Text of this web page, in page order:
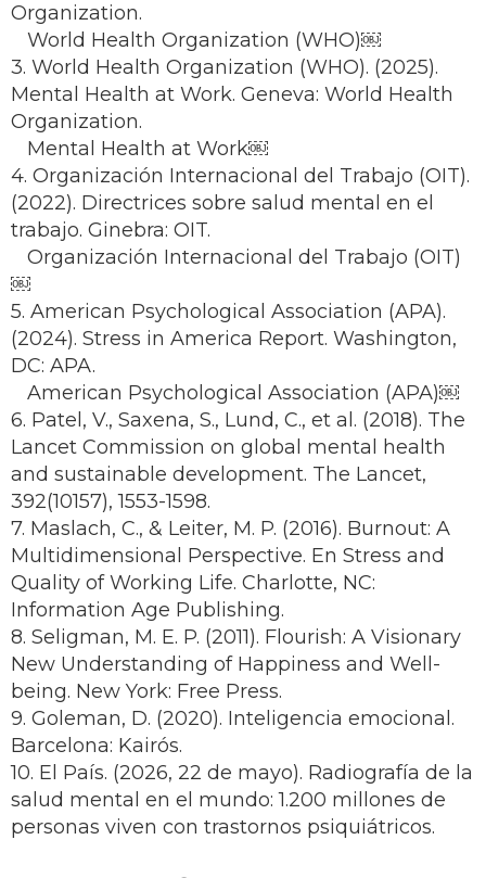
Organization.
World Health Organization (WHO)￼
3. World Health Organization (WHO). (2025).
Mental Health at Work. Geneva: World Health
Organization.
Mental Health at Work￼
4. Organización Internacional del Trabajo (OIT).
(2022). Directrices sobre salud mental en el
trabajo. Ginebra: OIT.
Organización Internacional del Trabajo (OIT)
￼
5. American Psychological Association (APA).
(2024). Stress in America Report. Washington,
DC: APA.
American Psychological Association (APA)￼
6. Patel, V., Saxena, S., Lund, C., et al. (2018). The
Lancet Commission on global mental health
and sustainable development. The Lancet,
392(10157), 1553-1598.
7. Maslach, C., & Leiter, M. P. (2016). Burnout: A
Multidimensional Perspective. En Stress and
Quality of Working Life. Charlotte, NC:
Information Age Publishing.
8. Seligman, M. E. P. (2011). Flourish: A Visionary
New Understanding of Happiness and Well-
being. New York: Free Press.
9. Goleman, D. (2020). Inteligencia emocional.
Barcelona: Kairós.
10. El País. (2026, 22 de mayo). Radiografía de la
salud mental en el mundo: 1.200 millones de
personas viven con trastornos psiquiátricos.